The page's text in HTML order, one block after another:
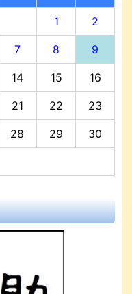
1 2
7 8 9
14 15 16
21 22 23
28 29 30